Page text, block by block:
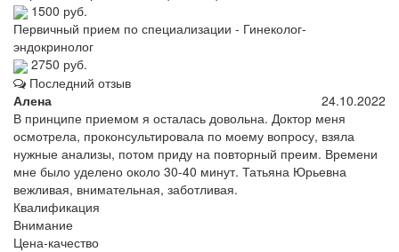
1500 руб.
Первичный прием по специализации - Гинеколог-
эндокринолог
2750 руб.
Последний отзыв
Алена
24.10.2022
В принципе приемом я осталась довольна. Доктор меня
осмотрела, проконсультировала по моему вопросу, взяла
нужные анализы, потом приду на повторный преим. Времени
мне было уделено около 30-40 минут. Татьяна Юрьевна
вежливая, внимательная, заботливая.
Квалификация
Внимание
Цена-качество